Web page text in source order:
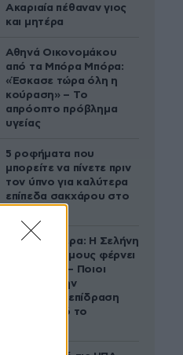
Ακαριαία πέθαναν γιος
και μητέρα
Αθηνά Οικονομάκου
από τα Μπόρα Μπόρα:
«Έσκασε τώρα όλη η
κούραση» – Το
απρόοπτο πρόβλημα
υγείας
5 ροφήματα που
μπορείτε να πίνετε πριν
τον ύπνο για καλύτερα
επίπεδα σακχάρου στο
Ζώδια σήμερα: Η Σελήνη
στους Διδύμους φέρνει
ανατροπές – Ποιοι
δέχονται την
ευεργετική επίδραση
του Δία από το